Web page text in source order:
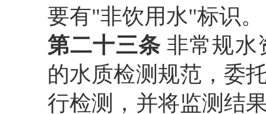
要有"非饮用水"标识。
第二十三条 非常规水
的水质检测规范，委
行检测，并将监测结